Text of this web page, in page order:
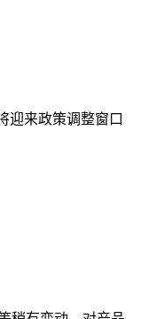
迎来政策调整窗口